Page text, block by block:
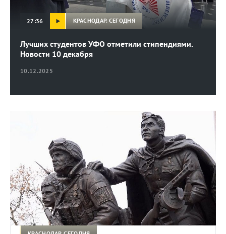
10.12.2025
Лучших студентов УФО отметили стипендиями.
Новости 10 декабря
27:36 КРАСНОДАР. СЕГОДНЯ